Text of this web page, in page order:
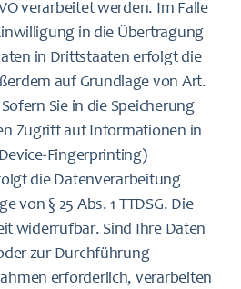
verarbeitet werden. Im Falle
in die Übertragung
in Drittstaaten erfolgt die
auf Grundlage von Art.
Sie in die Speicherung
Zugriff auf Informationen in
Fingerprinting)
die Datenverarbeitung
von § 25 Abs. 1 TTDSG. Die
widerrufbar. Sind Ihre Daten
zur Durchführung
erforderlich, verarbeiten